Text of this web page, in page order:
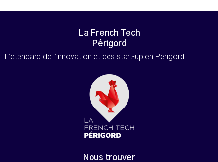
La French Tech
Périgord
L’étendard de l’innovation et des start-up en Périgord
Nous trouver